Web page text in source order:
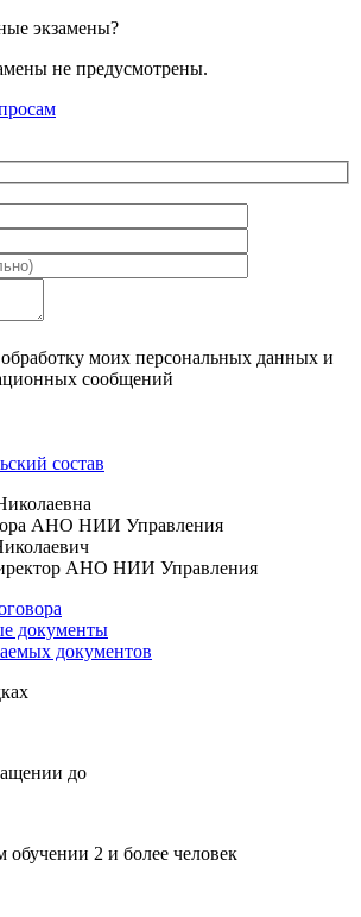
экзамены?
не предусмотрены.
моих персональных данных и
сообщений
состав
АНО НИИ Управления
АНО НИИ Управления
документы
документов
до
2 и более человек